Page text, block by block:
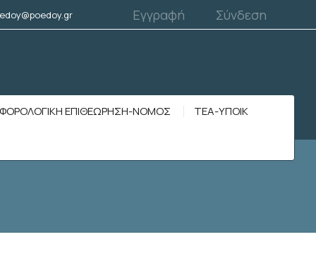
Εγγραφή Σύνδεση
ΦΟΡΟΛΟΓΙΚΗ ΕΠΙΘΕΩΡΗΣΗ-ΝΟΜΟΣ ΤΕΑ-ΥΠΟΙΚ